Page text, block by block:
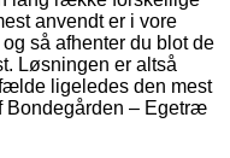
anvendt er i vore
så afhenter du blot de
Løsningen er altså
ligeledes den mest
Bondegården – Egetræ